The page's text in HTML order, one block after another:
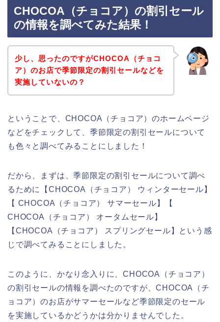
CHOCOA（チョコア）の割引セール
の情報を調べてみた結果！
少し、思ったのですがCHOCOA（チョコ
ア）のお店で季節限定の割引セールなどを
実施していないの？
ということで、CHOCOA（チョコア）のホームページ
などをチェックして、季節限定の割引セールについて
も色々と調べてみることにしました！
だから、まずは、季節限定の割引セールについて調べ
るために【CHOCOA（チョコア） ウィンターセール】
【 CHOCOA（チョコア） サマーセール】【
CHOCOA（チョコア） オータムセール】
【CHOCOA（チョコア） スプリングセール】という感
じで調べてみることにしました。
このように、かなり念入りに、CHOCOA（チョコア）
の割引セールの情報を調べたのですが、CHOCOA（チ
ョコア）のお店がサマーセールなど季節限定のセール
を実施しているかどうかは分かりませんでした。